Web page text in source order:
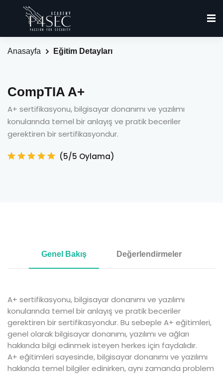
Anasayfa Eğitim Detayları
CompTIA A+
A+ sertifikasyonu, bilgisayar donanımı ve yazılımı
konularında temel bir anlayış ve pratik beceriler
gerektiren bir sertifikasyondur.
(5/5 Oylama)
Genel Bakış Değerlendirmeler
A+ sertifikasyonu, bilgisayar donanımı ve yazılımı
konularında temel bir anlayış ve pratikbeceriler
gerektiren bir sertifikasyondur. Bu sebeple A+ eğitimleri,
genel olarak bilgisayardonanımı, yazılımı ve ağları
hakkında bilgi edinmek isteyen herkes için faydalıdır.
A+ eğitimleri sayesinde, bilgisayar donanımı ve yazılımı
hakkında temel bilgiler edinirken,aynı zamanda problem